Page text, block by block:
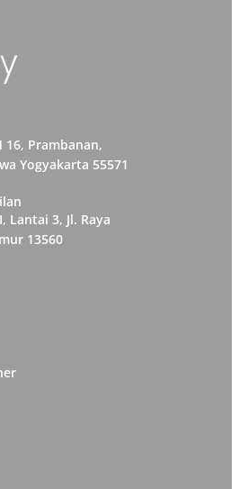
16, Prambanan,
Yogyakarta 55571
Lantai 3, Jl. Raya
13560